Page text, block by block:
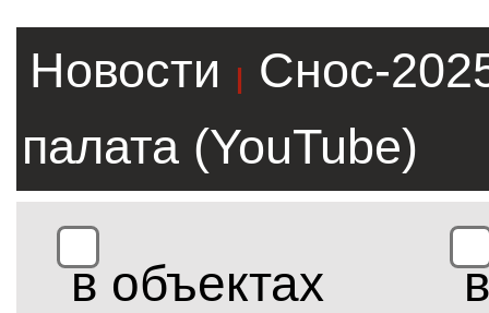
Новости |
Снос-
палата (YouTube)
в объектах
в